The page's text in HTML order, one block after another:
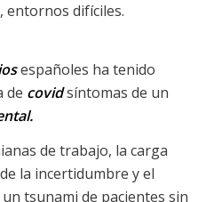
entornos difíciles.
españoles ha tenido
de covidsíntomas de un
de trabajo, la carga
la incertidumbre y el
tsunami de pacientes sin